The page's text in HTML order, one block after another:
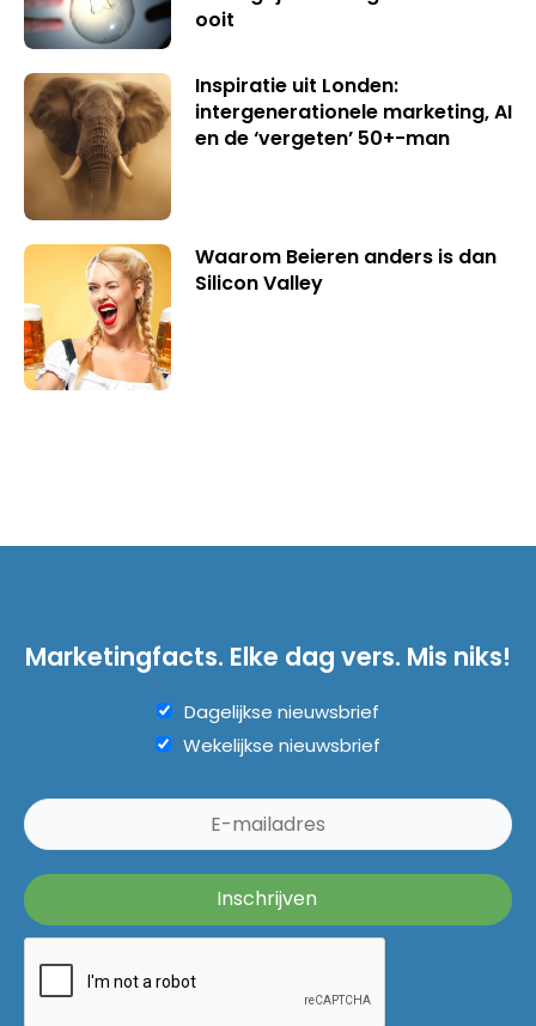
ooit
Inspiratie uit Londen:
intergenerationele marketing, AI
en de ‘vergeten’ 50+-man
Waarom Beieren anders is dan
Silicon Valley
Marketingfacts. Elke dag vers. Mis niks!
Dagelijkse nieuwsbrief
Wekelijkse nieuwsbrief